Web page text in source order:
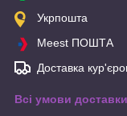
Укрпошта
Meest ПОШТА
Доставка
Всі умови доставки